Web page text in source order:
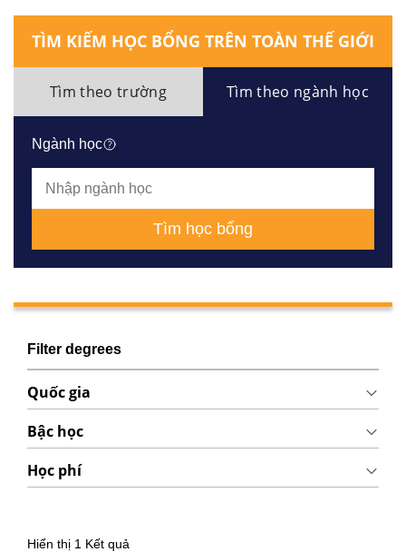
TÌM KIẾM HỌC BỔNG TRÊN TOÀN THẾ GIỚI
Tìm theo trường Tìm theo ngành học
Ngành học
Tìm học bổng
Filter degrees
Quốc gia
Bậc học
Học phí
Hiển thị 1 Kết quả